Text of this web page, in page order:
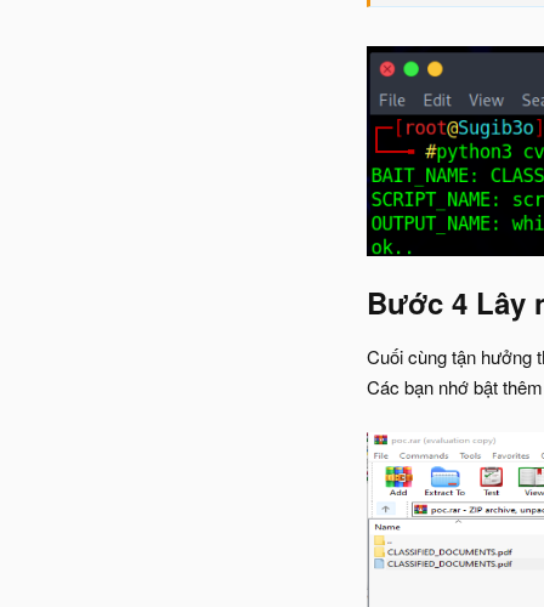
Bước 4 Lây
Cuối cùng tận hưởng
Các bạn nhớ bật